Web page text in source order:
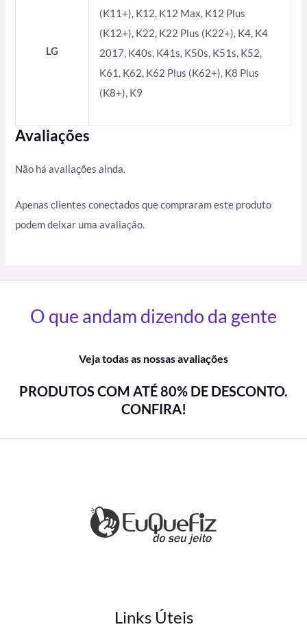
LG
(K11+), K12, K12 Max, K12 Plus
(K12+), K22, K22 Plus (K22+), K4, K4
2017, K40s, K41s, K50s, K51s, K52,
K61, K62, K62 Plus (K62+), K8 Plus
(K8+), K9
Avaliações
Não há avaliações ainda.
Apenas clientes conectados que compraram este produto
podem deixar uma avaliação.
O que andam dizendo da gente
Veja todas as nossas avaliações
PRODUTOS COM ATÉ 80% DE DESCONTO.
CONFIRA!
Links Úteis